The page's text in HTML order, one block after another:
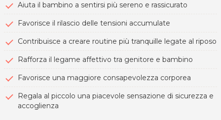
Aiuta il bambino a sentirsi più sereno e rassicurato
Favorisce il rilascio delle tensioni accumulate
Contribuisce a creare routine più tranquille legate al riposo
Rafforza il legame affettivo tra genitore e bambino
Favorisce una maggiore consapevolezza corporea
Regala al piccolo una piacevole sensazione di sicurezza e
accoglienza